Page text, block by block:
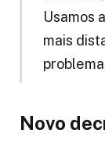
Usamos
mais
Novo